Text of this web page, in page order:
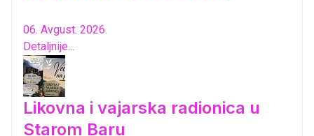
06. Avgust. 2026.
Detaljnije...
Likovna i vajarska radionica u
Starom Baru